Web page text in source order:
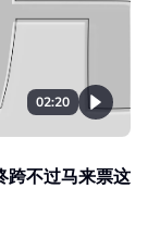
02:20
跨不过马来票这